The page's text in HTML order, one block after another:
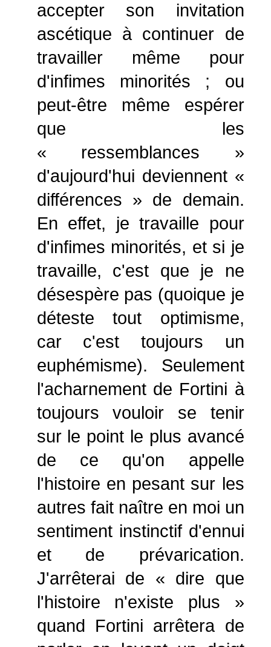
accepter son invitation
ascétique à continuer de
travailler même pour
d'infimes minorités ; ou
peut-être même espérer
que les
« ressemblances »
d'aujourd'hui deviennent «
différences » de demain.
En effet, je travaille pour
d'infimes minorités, et si je
travaille, c'est que je ne
désespère pas (quoique je
déteste tout optimisme,
car c'est toujours un
euphémisme). Seulement
l'acharnement de Fortini à
toujours vouloir se tenir
sur le point le plus avancé
de ce qu'on appelle
l'histoire en pesant sur les
autres fait naître en moi un
sentiment instinctif d'ennui
et de prévarication.
J'arrêterai de « dire que
l'histoire n'existe plus »
quand Fortini arrêtera de